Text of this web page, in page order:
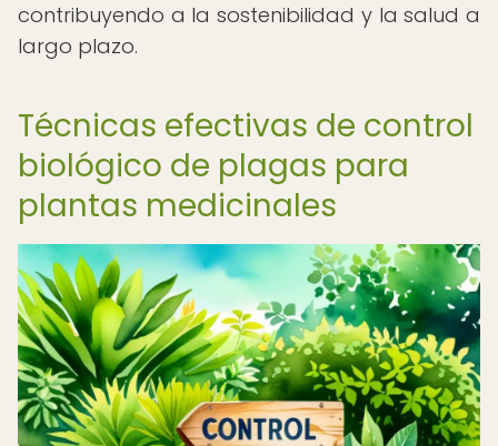
contribuyendo a la sostenibilidad y la salud a
largo plazo.
Técnicas efectivas de control
biológico de plagas para
plantas medicinales